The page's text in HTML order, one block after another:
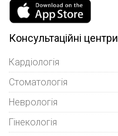
Консультаційні центри
Кардіологія
Стоматологія
Неврологія
Гінекологія